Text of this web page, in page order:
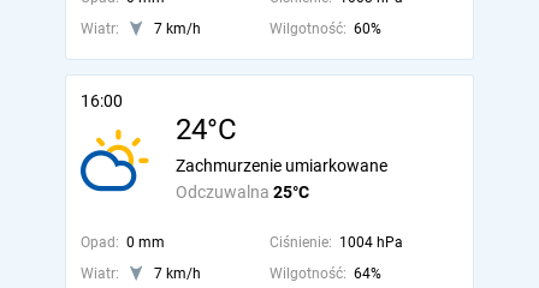
Wiatr:
7 km/h Wilgotność: 60%
16:00
24°C
Odczuwalna 25°C
Zachmurzenie umiarkowane
Opad: 0 mm Ciśnienie: 1004 hPa
Wiatr:
7 km/h Wilgotność: 64%